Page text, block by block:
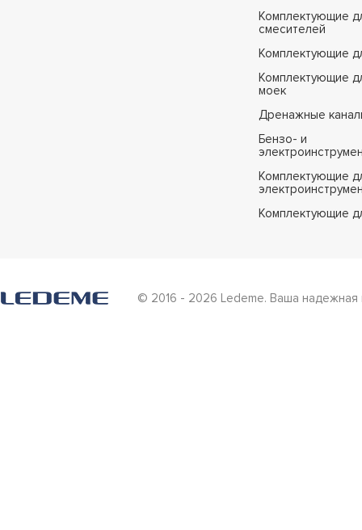
Комплектующие
смесителей
Комплектующие
Комплектующие
моек
Дренажные
Бензо- и
Комплектующие
Комплектующие
© 2016 - 2026 Ledeme. Ваша